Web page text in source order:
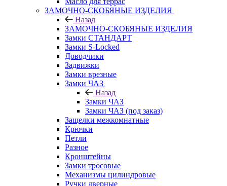
ЗАМОЧНО-СКОБЯНЫЕ ИЗДЕЛИЯ
Назад
ЗАМОЧНО-СКОБЯНЫЕ ИЗДЕЛИЯ
Замки СТАНДАРТ
Замки S-Locked
Доводчики
Задвижки
Замки врезные
Замки ЧАЗ
Назад
Замки ЧАЗ
Замки ЧАЗ (под заказ)
Защелки межкомнатные
Крючки
Петли
Разное
Кронштейны
Замки тросовые
Механизмы цилиндровые
Ручки дверные